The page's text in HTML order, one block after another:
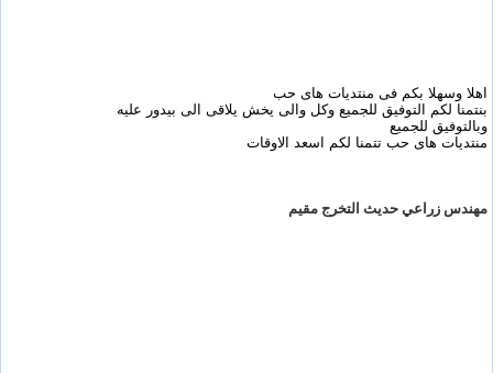
اهلا وسهلا بكم فى منتديات هاى حب
بنتمنا لكم التوفيق للجميع وكل والى يخش يلاقى الى بيدور عليه
وبالتوفيق للجميع
منتديات هاى حب تتمنا لكم اسعد الاوقات
مهندس زراعي حديث التخرج مقيم